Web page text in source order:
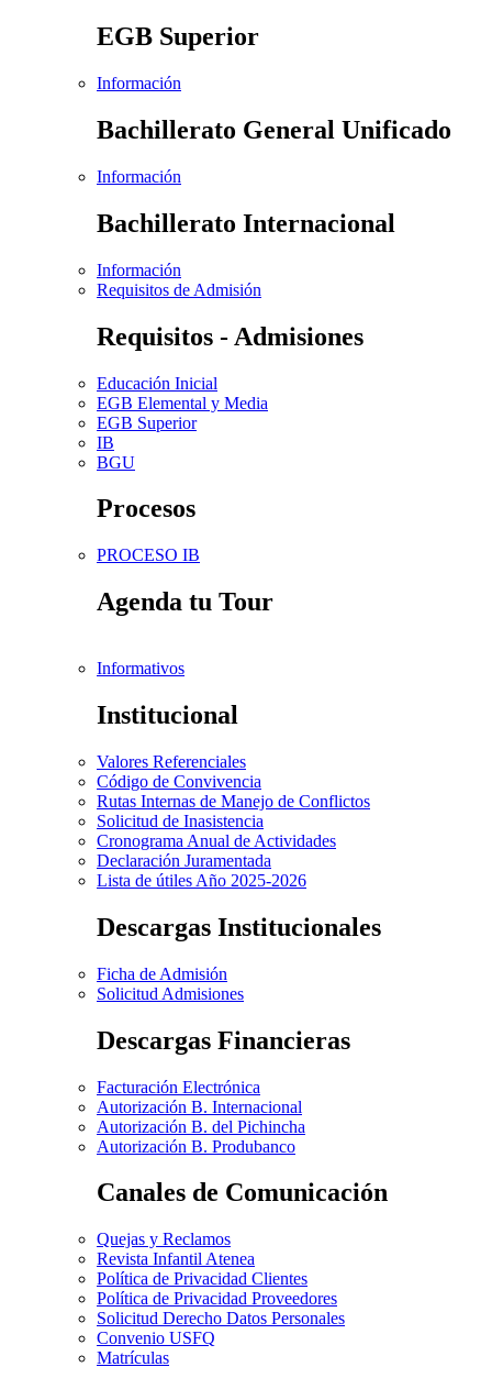
EGB Superior
Información
Bachillerato General Unificado
Información
Bachillerato Internacional
Información
Requisitos de Admisión
Requisitos - Admisiones
Educación Inicial
EGB Elemental y Media
EGB Superior
IB
BGU
Procesos
PROCESO IB
Agenda tu Tour
Informativos
Institucional
Valores Referenciales
Código de Convivencia
Rutas Internas de Manejo de Conflictos
Solicitud de Inasistencia
Cronograma Anual de Actividades
Declaración Juramentada
Lista de útiles Año 2025-2026
Descargas Institucionales
Ficha de Admisión
Solicitud Admisiones
Descargas Financieras
Facturación Electrónica
Autorización B. Internacional
Autorización B. del Pichincha
Autorización B. Produbanco
Canales de Comunicación
Quejas y Reclamos
Revista Infantil Atenea
Política de Privacidad Clientes
Política de Privacidad Proveedores
Solicitud Derecho Datos Personales
Convenio USFQ
Matrículas